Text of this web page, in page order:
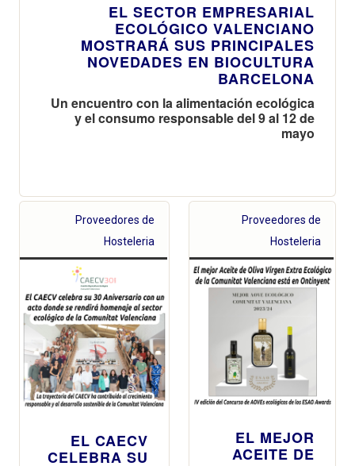
EL SECTOR EMPRESARIAL
ECOLÓGICO VALENCIANO
MOSTRARÁ SUS PRINCIPALES
NOVEDADES EN BIOCULTURA
BARCELONA
Un encuentro con la alimentación ecológica
y el consumo responsable del 9 al 12 de
mayo
Proveedores de
Hosteleria
EL CAECV
CELEBRA SU
Proveedores de
Hosteleria
EL MEJOR
ACEITE DE